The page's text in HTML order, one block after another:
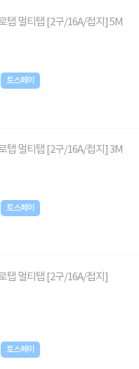
탭 멀티탭 [2구/16A/접지] 5M
토스페이
탭 멀티탭 [2구/16A/접지] 3M
토스페이
탭 멀티탭 [2구/16A/접지]
토스페이